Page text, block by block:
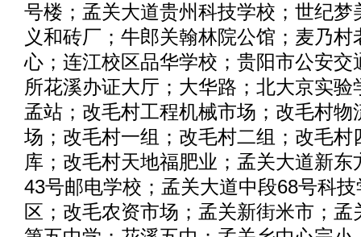
号楼；孟关大道贵州科技学校；世纪梦
义和砖厂；牛郎关翰林院公馆；麦乃村
心；连江校区品华学校；贵阳市公安交
所花溪办证大厅；大华路；北大京实验
孟站；改毛村工程机械市场；改毛村物
场；改毛村一组；改毛村二组；改毛村
库；改毛村天地福肥业；孟关大道新
43号邮电学校；孟关大道中段68号科
区；改毛农资市场；孟关新街米市；